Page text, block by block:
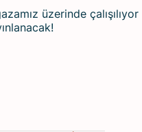
üzerinde çalışılıyor